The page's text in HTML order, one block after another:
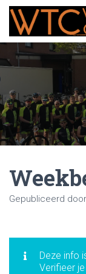
Gepubliceerd door
Deze info
Verifieer